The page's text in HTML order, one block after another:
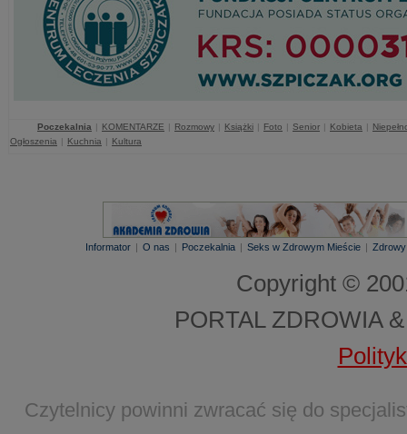
Poczekalnia | KOMENTARZE | Rozmowy | Książki | Foto | Senior | Kobieta |
Ogłoszenia | Kuchnia | Kultura
Informator | O nas | Poczekalnia | Seks w Zdrowym Mieście |
Copyright ©
PORTAL ZDROWIA
Czytelnicy powinni zwracać się do